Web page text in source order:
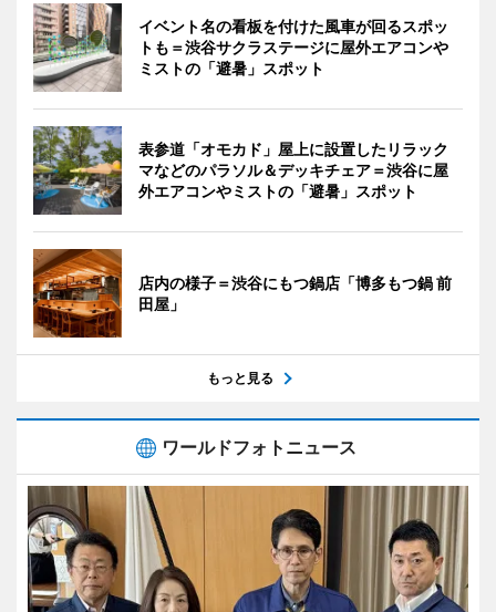
イベント名の看板を付けた風車が回るスポッ
トも＝渋谷サクラステージに屋外エアコンや
ミストの「避暑」スポット
表参道「オモカド」屋上に設置したリラック
マなどのパラソル＆デッキチェア＝渋谷に屋
外エアコンやミストの「避暑」スポット
店内の様子＝渋谷にもつ鍋店「博多もつ鍋 前
田屋」
もっと見る
ワールドフォトニュース